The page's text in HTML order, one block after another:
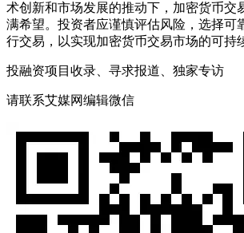
术创新和市场发展的推动下，加密货币交
满希望。投资者应谨慎评估风险，选择可
行交易，以实现加密货币交易市场的可持
投融资项目收录、寻求报道、独家专访
请联系艾媒网编辑微信